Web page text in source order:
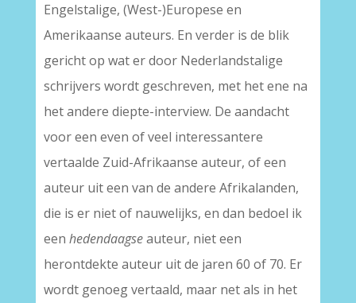
Engelstalige, (West-)Europese en
Amerikaanse auteurs. En verder is de blik
gericht op wat er door Nederlandstalige
schrijvers wordt geschreven, met het ene na
het andere diepte-interview. De aandacht
voor een even of veel interessantere
vertaalde Zuid-Afrikaanse auteur, of een
auteur uit een van de andere Afrikalanden,
die is er niet of nauwelijks, en dan bedoel ik
een hedendaagseauteur, niet een
herontdekte auteur uit de jaren 60 of 70. Er
wordt genoeg vertaald, maar net als in het